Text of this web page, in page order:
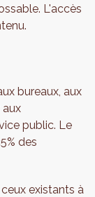
L'accès
bureaux, aux
public. Le
des
existants à